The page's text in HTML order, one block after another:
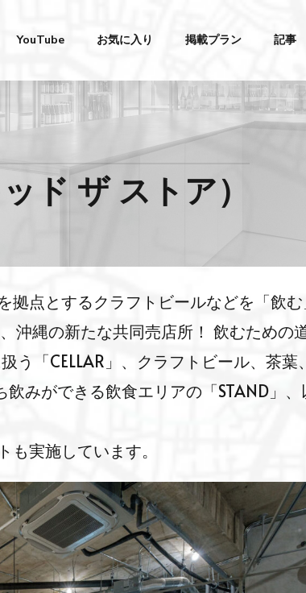
YouTube お気に入り 掲載プラン 記事
ド ザ ストア）
拠点とするクラフトビールなどを「飲
沖縄の新たな共同売店所！ 飲むための
う「CELLAR」、クラフトビール、茶葉
みができる飲食エリアの「STAND」、
実施しています。